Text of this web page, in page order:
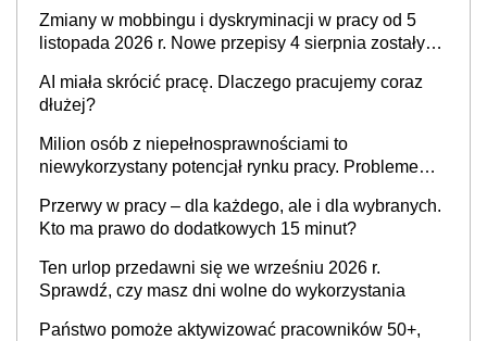
Zmiany w mobbingu i dyskryminacji w pracy od 5
listopada 2026 r. Nowe przepisy 4 sierpnia zostały
AI miała skrócić pracę. Dlaczego pracujemy coraz
dłużej?
Milion osób z niepełnosprawnościami to
niewykorzystany potencjał rynku pracy. Problemem
refundacji, ale bariery po stronie systemu i
świadomości pracodawców [WYWIAD]
Przerwy w pracy – dla każdego, ale i dla wybranych.
Kto ma prawo do dodatkowych 15 minut?
Ten urlop przedawni się we wrześniu 2026 r.
Sprawdź, czy masz dni wolne do wykorzystania
Państwo pomoże aktywizować pracowników 50+,